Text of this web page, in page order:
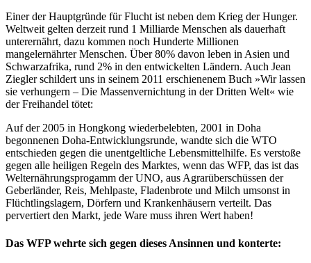
Einer der Hauptgründe für Flucht ist neben dem Krieg der Hunger.
Weltweit gelten derzeit rund 1 Milliarde Menschen als dauerhaft
unterernährt, dazu kommen noch Hunderte Millionen
mangelernährter Menschen. Über 80% davon leben in Asien und
Schwarzafrika, rund 2% in den entwickelten Ländern. Auch Jean
Ziegler schildert uns in seinem 2011 erschienenem Buch »Wir lassen
sie verhungern – Die Massenvernichtung in der Dritten Welt« wie
der Freihandel tötet:
Auf der 2005 in Hongkong wiederbelebten, 2001 in Doha
begonnenen Doha-Entwicklungsrunde, wandte sich die WTO
entschieden gegen die unentgeltliche Lebensmittelhilfe. Es verstoße
gegen alle heiligen Regeln des Marktes, wenn das WFP, das ist das
Welternährungsprogamm der UNO, aus Agrarüberschüssen der
Geberländer, Reis, Mehlpaste, Fladenbrote und Milch umsonst in
Flüchtlingslagern, Dörfern und Krankenhäusern verteilt. Das
pervertiert den Markt, jede Ware muss ihren Wert haben!
Das WFP wehrte sich gegen dieses Ansinnen und konterte: